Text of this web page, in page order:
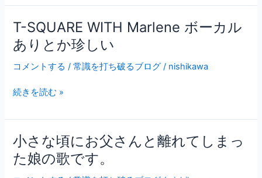
え
た
う
良
ね
ぇ。
T-SQUARE WITH Marlene ボーカル
ありとか珍しい
コメントする /常識を打ち破るブログ / nishikawa
T-
SQUARE
WITH
Marlene
ー
ル
あ
り
と
続きを読む »
小さな頃にお父さんと離れてしまっ
た娘の歌です。
小
さ
な